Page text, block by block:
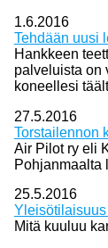
1.6.2016
Tehdään uusi
Hankkeen
palveluista on
koneellesi
27.5.2016
Torstailennon
Air Pilot ry eli
Pohjanmaalta
25.5.2016
Mitä kuuluu